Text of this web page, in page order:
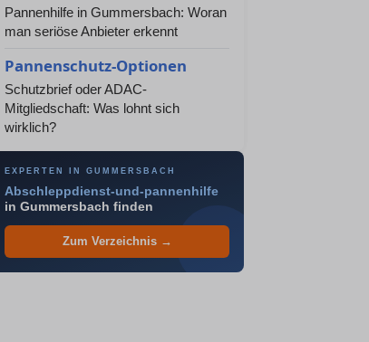
Pannenhilfe in Gummersbach: Woran
man seriöse Anbieter erkennt
Pannenschutz-Optionen
Schutzbrief oder ADAC-
Mitgliedschaft: Was lohnt sich
wirklich?
EXPERTEN IN GUMMERSBACH
Abschleppdienst-und-pannenhilfe
in Gummersbach finden
Zum Verzeichnis →